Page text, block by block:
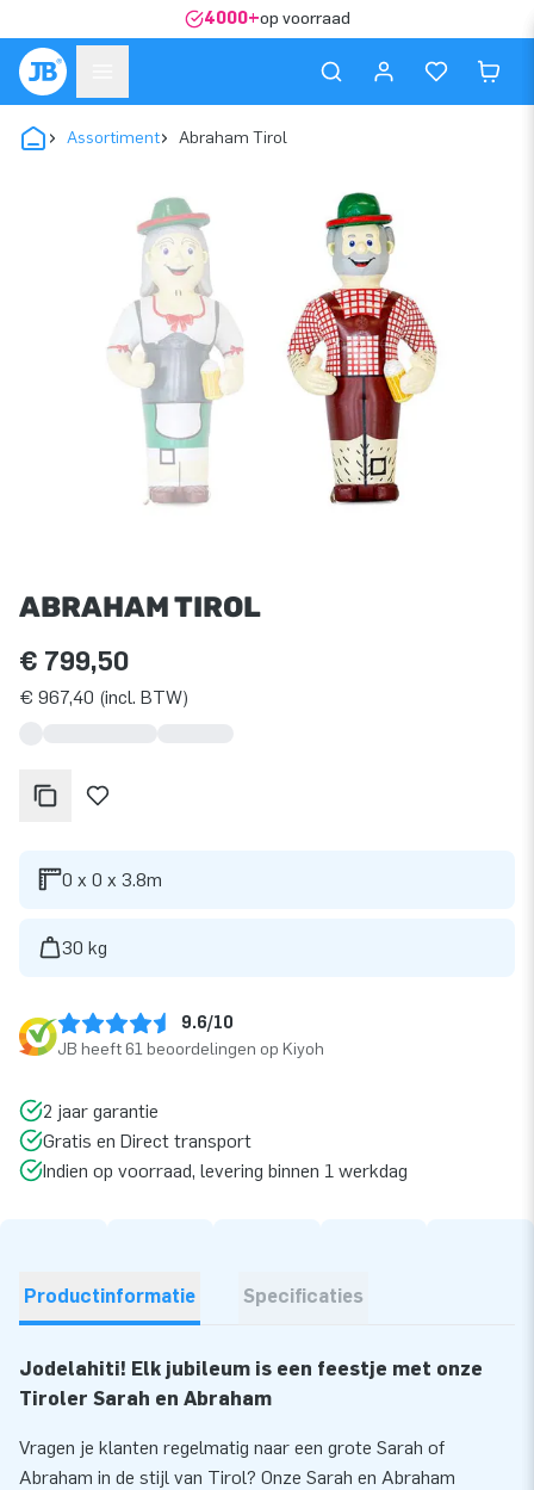
4000+op voorraad
Assortiment Abraham Tirol
ABRAHAM TIROL
€ 799,50
€ 967,40 (incl. BTW)
0 x 0 x 3.8m
30 kg
9.6/10
JB heeft 61 beoordelingen op Kiyoh
2 jaar garantie
Gratis en Direct transport
Indien op voorraad, levering binnen 1 werkdag
Productinformatie Specificaties
Jodelahiti! Elk jubileum is een feestje met onze
Tiroler Sarah en Abraham
Vragen je klanten regelmatig naar een grote Sarah of
Abraham in de stijl van Tirol? Onze Sarah en Abraham